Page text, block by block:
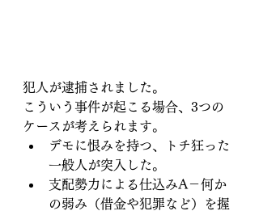
犯人が逮捕されました。
こういう事件が起こる場合、3つの
ケースが考えられます。
デモに恨みを持つ、トチ狂った
一般人が突入した。
支配勢力による仕込みA－何か
の弱み（借金や犯罪など）を握